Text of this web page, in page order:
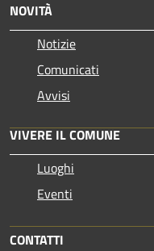
NOVITÀ
Notizie
Comunicati
Avvisi
VIVERE IL COMUNE
Luoghi
Eventi
CONTATTI